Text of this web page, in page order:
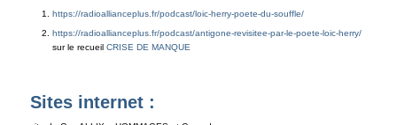
https://radioallianceplus.fr/podcast/loic-herry-poete-du-souffle/
https://radioallianceplus.fr/podcast/antigone-revisitee-par-le-poete-loic-herry/
sur le recueil CRISE DE MANQUE
Sites internet :